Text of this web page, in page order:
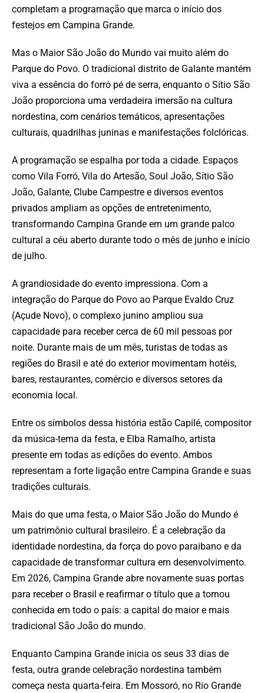
completam a programação que marca o início dos
festejos em Campina Grande.
Mas o Maior São João do Mundo vai muito além do
Parque do Povo. O tradicional distrito de Galante mantém
viva a essência do forró pé de serra, enquanto o Sítio São
João proporciona uma verdadeira imersão na cultura
nordestina, com cenários temáticos, apresentações
culturais, quadrilhas juninas e manifestações folclóricas.
A programação se espalha por toda a cidade. Espaços
como Vila Forró, Vila do Artesão, Soul João, Sítio São
João, Galante, Clube Campestre e diversos eventos
privados ampliam as opções de entretenimento,
transformando Campina Grande em um grande palco
cultural a céu aberto durante todo o mês de junho e início
de julho.
A grandiosidade do evento impressiona. Com a
integração do Parque do Povo ao Parque Evaldo Cruz
(Açude Novo), o complexo junino ampliou sua
capacidade para receber cerca de 60 mil pessoas por
noite. Durante mais de um mês, turistas de todas as
regiões do Brasil e até do exterior movimentam hotéis,
bares, restaurantes, comércio e diversos setores da
economia local.
Entre os símbolos dessa história estão Capilé, compositor
da música-tema da festa, e Elba Ramalho, artista
presente em todas as edições do evento. Ambos
representam a forte ligação entre Campina Grande e suas
tradições culturais.
Mais do que uma festa, o Maior São João do Mundo é
um patrimônio cultural brasileiro. É a celebração da
identidade nordestina, da força do povo paraibano e da
capacidade de transformar cultura em desenvolvimento.
Em 2026, Campina Grande abre novamente suas portas
para receber o Brasil e reafirmar o título que a tornou
conhecida em todo o país: a capital do maior e mais
tradicional São João do mundo.
Enquanto Campina Grande inicia os seus 33 dias de
festa, outra grande celebração nordestina também
começa nesta quarta-feira. Em Mossoró, no Rio Grande